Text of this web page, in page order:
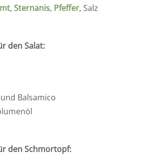
, Sternanis, Pfeffer, Salz
den Salat:
Balsamico
den Schmortopf: